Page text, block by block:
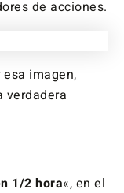
de acciones.
imagen,
verdadera
1/2 hora«, en el